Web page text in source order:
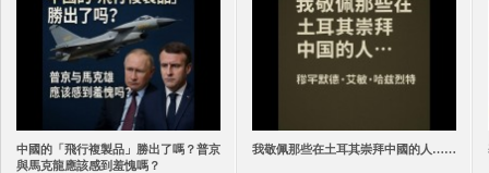
中國的「飛行複製品」勝出了嗎？普京
與馬克龍應該感到羞愧嗎？
我敬佩那些在土耳其崇拜中國的人……